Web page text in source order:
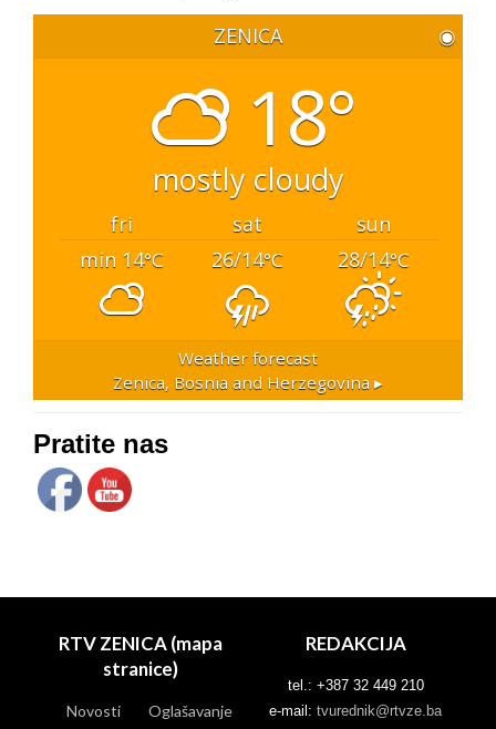
ZENICA ◉
18°
mostly cloudy
fri sat
sun
min 14°C 26/14°C 28/14°C
Weather forecast
Zenica, Bosnia and Herzegovina ▸
Pratite nas
RTV ZENICA (mapa
stranice)
Novosti
Oglašavanje
REDAKCIJA
tel.: +387 32 449 210
e-mail: tvurednik@rtvze.ba